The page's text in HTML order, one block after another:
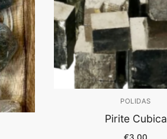
POLIDAS
Pirite Cubica